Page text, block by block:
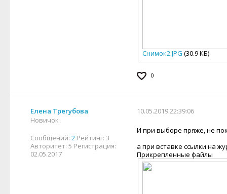
Снимок2.JPG (30.9 КБ)
0
Елена Трегубова
Новичок
Сообщений: 2 Рейтинг: 3
Авторитет: 5 Регистрация:
02.05.2017
10.05.2019 22:39:06
И при выборе пряже, не
а при вставке ссылки на
Прикрепленные файлы